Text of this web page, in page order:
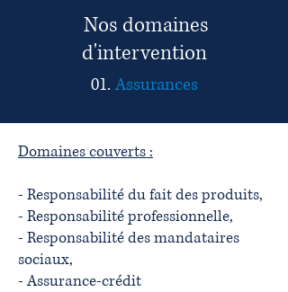
Nos domaines
d'intervention
01. Assurances
Domaines couverts :
- Responsabilité du fait des produits,
- Responsabilité professionnelle,
- Responsabilité des mandataires
sociaux,
- Assurance-crédit